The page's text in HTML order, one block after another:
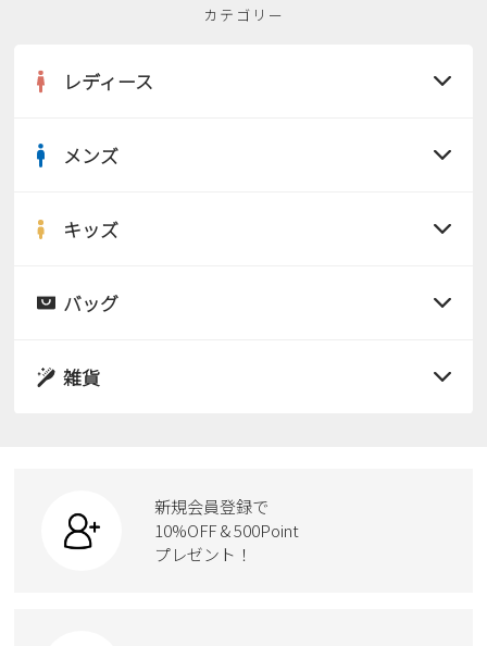
カテゴリー
レディース
サンダル
スニーカー
カジュアルシューズ
ワークシューズ
メンズ
サンダル
ローファー
キッズ
サンダル
スクール
バッグ
ボディバッグ
ハンドバッグ
雑貨
ケア用品
新規会員登録で
10%OFF & 500Point
プレゼント！